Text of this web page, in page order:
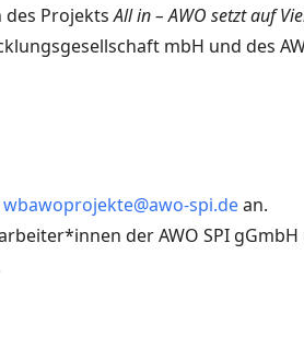
des ProjektsAll in – AWO setzt auf
mbH und des
wbawoprojekte@awo-spi.dean.
der AWO SPI gGmbH